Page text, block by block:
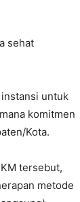
sehat
untuk
komitmen
Kota.
tersebut,
metode